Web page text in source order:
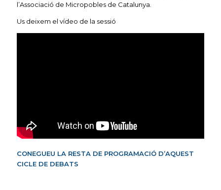
l’Associació de Micropobles de Catalunya.
Us deixem el vídeo de la sessió
CONEGUEU LA RESTA DE PROGRAMACIÓ D’AQUEST
CICLE DE DEBATS